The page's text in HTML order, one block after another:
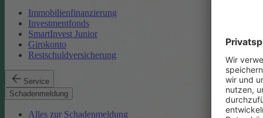
Immobilienfinanzierung
Investmentfonds
SmartInvest Junior
Girokonto
Restschuldversicherung
Service
Schadenmeldung
Alles zur Schadenmeldung